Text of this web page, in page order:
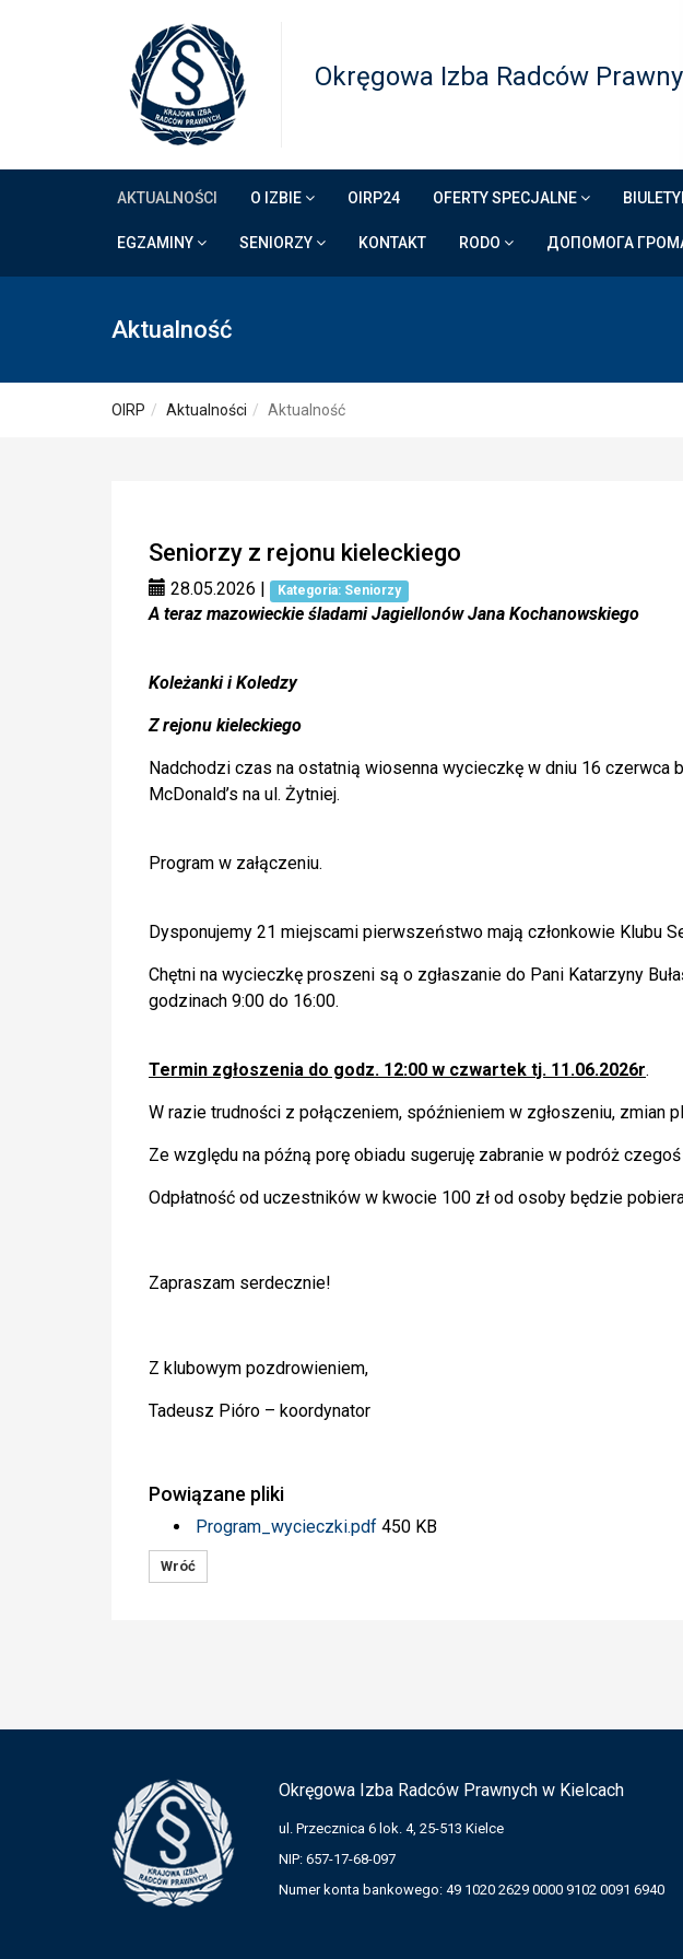
Okręgowa Izba Radców
AKTUALNOŚCI O IZBIE OIRP24 OFERTY SPECJALNE
EGZAMINY SENIORZY KONTAKT RODO ДОПОМОГА
Aktualność
OIRP Aktualności Aktualność
Seniorzy z rejonu kieleckiego
28.05.2026 | Kategoria: Seniorzy
A teraz mazowieckie śladami Jagiellonów Jana Kochanowskiego
Koleżanki i Koledzy
Z rejonu kieleckiego
Nadchodzi czas na ostatnią wiosenna wycieczkę w dniu 16 czerwca
McDonald’s na ul. Żytniej.
Program w załączeniu.
Dysponujemy 21 miejscami pierwszeństwo mają członkowie Klubu
Chętni na wycieczkę proszeni są o zgłaszanie do Pani Katarzyny
godzinach 9:00 do 16:00.
Termin zgłoszenia do godz. 12:00 w czwartek tj. 11.06.2026r.
W razie trudności z połączeniem, spóźnieniem w zgłoszeniu,
Ze względu na późną porę obiadu sugeruję zabranie w podróż czegoś
Odpłatność od uczestników w kwocie 100 zł od osoby będzie
Zapraszam serdecznie!
Z klubowym pozdrowieniem,
Tadeusz Pióro – koordynator
Powiązane pliki
Program_wycieczki.pdf450 KB
Wróć
Okręgowa Izba Radców Prawnych w Kielcach
ul. Przecznica 6 lok. 4, 25-513 Kielce
NIP: 657-17-68-097
Numer konta bankowego: 49 1020 2629 0000 9102 0091 6940